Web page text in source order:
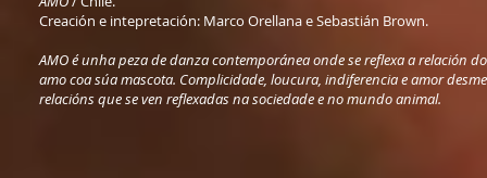
Creación e intepretación: Marco Orellana e Sebastián Brown.
AMO é unha peza de danza contemporánea onde se reflexa a relación
amo coa súa mascota. Complicidade, loucura, indiferencia e amor
relacións que se ven reflexadas na sociedade e no mundo animal.